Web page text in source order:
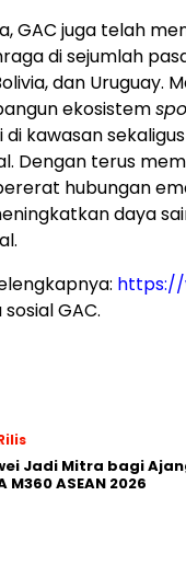
GAC juga telah
di sejumlah
dan Uruguay.
ekosistem
kawasan
Dengan terus
hubungan
daya
https://
GAC.
Jadi Mitra bagi
M360 ASEAN 2026